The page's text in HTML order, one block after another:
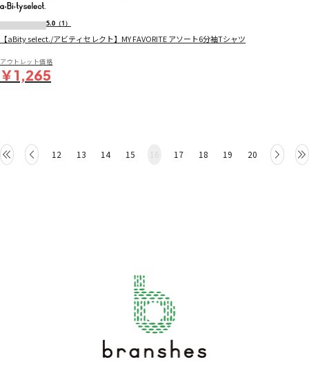
5.0 （1）
【aBity select./アビティセレクト】MY FAVORITE アソート6分袖Tシャツ
アウトレット価格
￥1,265
12 13 14 15 17 18 19 20